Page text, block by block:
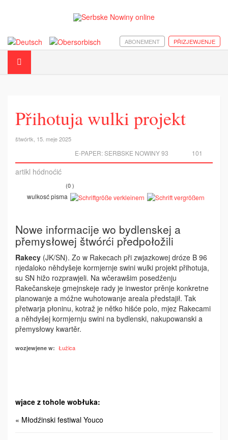
PŘIZJEWJENJE
ABONEMENT
Přihotuja wulki projekt
štwórtk, 15. meje 2025
101
E-PAPER:SERBSKE NOWINY 93
artikl hódnoćić
(0 )
wulkosć pisma
Nowe informacije wo bydlenskej a
přemysłowej štwórći předpołožili
Rakecy (JK/SN). Zo w Rakecach při zwjazkowej dróze B 96
njedaloko něhdyšeje kormjernje swini wulki projekt přihotuja,
su SN hižo rozprawjeli. Na wčerawšim posedźenju
Rakečanskeje gmejnskeje ­rady je inwestor prěnje konkretne
pla­nowanje a móžne wuhotowanje areala předstajił. Tak
přetwarja płoninu, kotraž je nětko hišće polo, mjez Rakecami
a něhdyšej kormjernju swini na by­dlenski, nakupowanski a
přemy­słowy kwartěr.
wozjewjene w: Łužica
wjace z tohole wobłuka:
« Młodźinski festiwal Youco